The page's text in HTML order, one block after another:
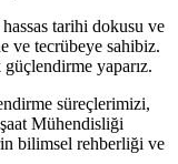
tarihi dokusu ve
ve tecrübeye sahibiz.
yaparız.
süreçlerimizi,
Mühendisliği
bilimsel rehberliği ve